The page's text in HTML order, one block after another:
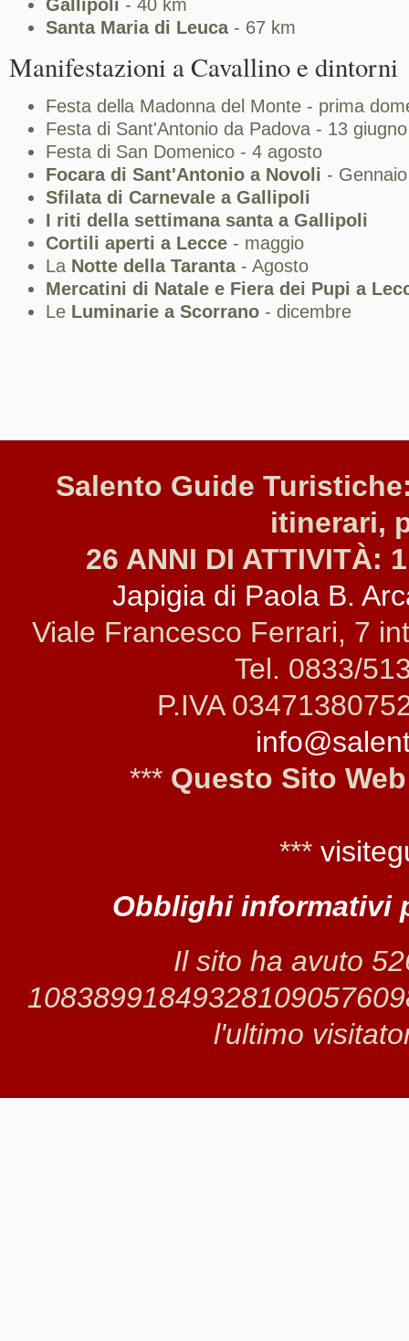
Gallipoli - 40 km
Santa Maria di Leuca- 67 km
Manifestazioni a Cavallino e dintorni
Festa della Madonna del Monte - prima
Festa di Sant'Antonio da Padova - 13 giugno
Festa di San Domenico - 4 agosto
Focara di Sant'Antonio a Novoli - Gennaio
Sfilata di Carnevale a Gallipoli
I riti della settimana santa a Gallipoli
Cortili aperti a Lecce - maggio
La Notte della Taranta- Agosto
Mercatini di Natale e Fiera dei Pupi a
Le Luminarie a Scorrano - dicembre
Salento Guide
itinerari,
26 ANNI DI ATTIVITÀ:
Japigia di Paola B.
Viale Francesco Ferrari, 7
Tel. 0833/
P.IVA
*** Questo Sito
***
Obblighi informativi
Il sito ha avuto
l'ultimo